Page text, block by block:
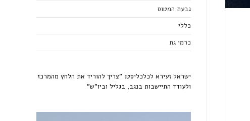
גבעת המטוס
כללי
כרמי גת
ישראל זעירא לכלכליסט: "צריך להוריד את הלחץ מהמרכז
ולעודד התיישבות בנגב, בגליל וביו"ש"